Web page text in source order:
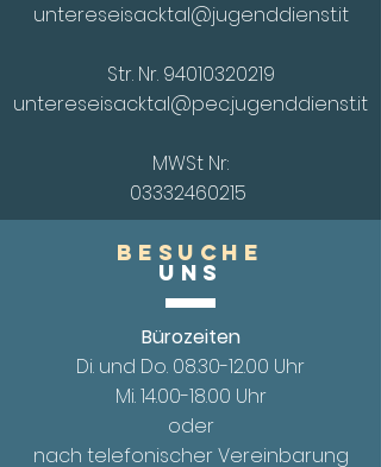
untereseisacktal@jugenddienst.it
Str. Nr. 94010320219
untereseisacktal@pec.jugenddienst.it
MWSt Nr:
03332460215
Besuche
UnS
Bürozeiten
Di. und Do. 08.30-12.00 Uhr
Mi. 14.00-18.00 Uhr
oder
nach telefonischer Vereinbarung